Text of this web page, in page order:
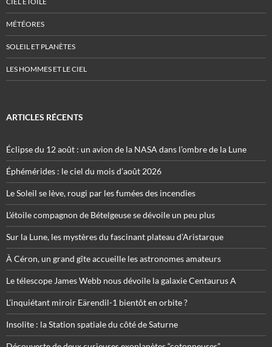
MÉTÉORES
SOLEIL ET PLANÈTES
LES HOMMES ET LE CIEL
ARTICLES RÉCENTS
Éclipse du 12 août : un avion de la NASA dans l’ombre de la Lune
Éphémérides : le ciel du mois d’août 2026
Le Soleil se lève, rougi par les fumées des incendies
L’étoile compagnon de Bételgeuse se dévoile un peu plus
Sur la Lune, les mystères du fascinant plateau d’Aristarque
À Céron, un grand gîte accueille les astronomes amateurs
Le télescope James Webb nous dévoile la galaxie Centaurus A
L’inquiétant miroir Eärendil-1 bientôt en orbite ?
Insolite : la Station spatiale du côté de Saturne